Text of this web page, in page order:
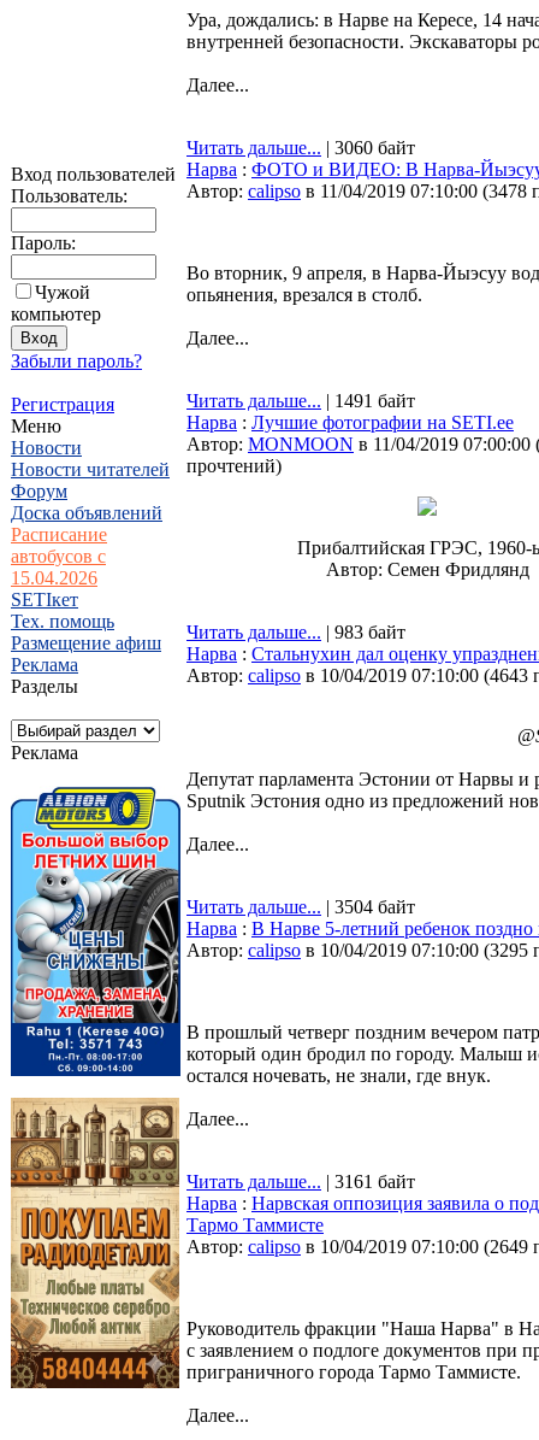
Вход пользователей
Пользователь:
Пароль:
Чужой
компьютер
Забыли пароль?
Регистрация
Меню
Новости
Новости читателей
Форум
Доска объявлений
Расписание
автобусов с
15.04.2026
SETIкет
Тех. помощь
Размещение афиш
Реклама
Разделы
Реклама
Ура, дождались: в Нарве на Кересе, 14
внутренней безопасности. Экскаваторы
Далее...
Читать дальше... | 3060 байт
Нарва : ФОТО и ВИДЕО: В Нарва-Йыэсуу
Автор: calipso в 11/04/2019 07:10:00 (3478
Во вторник, 9 апреля, в Нарва-Йыэсуу
опьянения, врезался в столб.
Далее...
Читать дальше... | 1491 байт
Нарва : Лучшие фотографии на SETI.ee
Автор: MONMOON в 11/04/2019 07:00:00
прочтений)
Прибалтийская ГРЭС, 1960-
Автор: Семен Фридлянд
Читать дальше... | 983 байт
Нарва : Стальнухин дал оценку
Автор: calipso в 10/04/2019 07:10:00 (4643
Депутат парламента Эстонии от Нарвы
Sputnik Эстония одно из предложений
Далее...
Читать дальше... | 3504 байт
Нарва : В Нарве 5-летний ребенок
Автор: calipso в 10/04/2019 07:10:00 (3295
В прошлый четверг поздним вечером
который один бродил по городу. Малыш
остался ночевать, не знали, где внук.
Далее...
Читать дальше... | 3161 байт
Нарва : Нарвская оппозиция заявила о
Тармо Таммисте
Автор: calipso в 10/04/2019 07:10:00 (2649
Руководитель фракции "Наша Нарва" в
с заявлением о подлоге документов при
приграничного города Тармо Таммисте.
Далее...